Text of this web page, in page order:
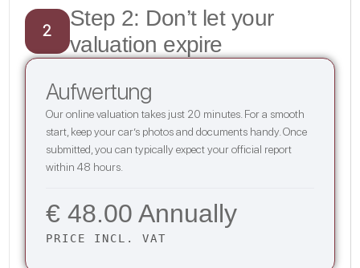
2
Step 2: Don’t let your
valuation expire
Aufwertung
Our online valuation takes just 20 minutes. For a smooth
start, keep your car’s photos and documents handy. Once
submitted, you can typically expect your official report
within 48 hours.
€ 48.00 Annually
PRICE INCL. VAT